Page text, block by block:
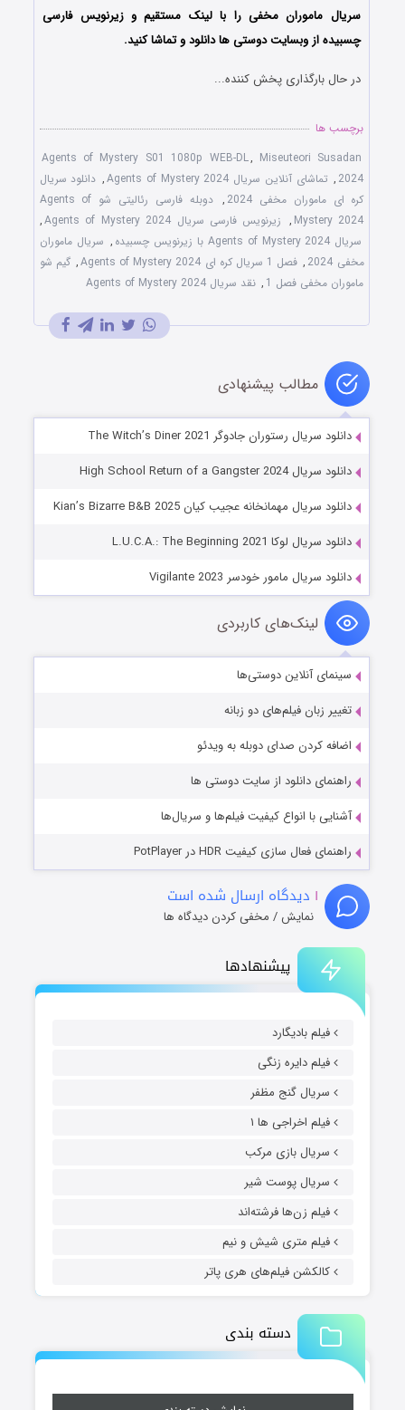
پیشنهادها
فیلم بادیگارد
فیلم دایره زنگی
سریال گنج مظفر
فیلم اخراجی ها ۱
سریال بازی مرکب
سریال پوست شیر
فیلم زن‌ها فرشته‌اند
فیلم متری شیش و نیم
کالکشن فیلم‌های هری پاتر
دسته بندی
سریال ماموران مخفی را با لینک مستقیم و زیرنویس فارسی
چسبیده از وبسایت دوستی ها دانلود و تماشا کنید.
در حال بارگذاری پخش کننده...
برچسب ها
Agents of Mystery S01 1080p WEB-DL, Miseuteori Susadan
2024
, تماشای آنلاین سریال Agents of Mystery 2024 , دانلود سریال
کره ای ماموران مخفی 2024
,
دوبله فارسی رئالیتی شو Agents of
Mystery 2024
, زیرنویس فارسی سریال Agents of Mystery 2024
,
سریال Agents of Mystery 2024 با زیرنویس چسبیده
, سریال ماموران
مخفی 2024
, فصل 1 سریال کره ای Agents of Mystery 2024 , گیم شو
ماموران مخفی فصل 1
, نقد سریال Agents of Mystery 2024
مطالب پیشنهادی
دانلود سریال رستوران جادوگر The Witch’s Diner 2021
دانلود سریال High School Return of a Gangster 2024
دانلود سریال مهمانخانه عجیب کیان Kian’s Bizarre B&B 2025
دانلود سریال لوکا L.U.C.A.: The Beginning 2021
دانلود سریال مامور خودسر Vigilante 2023
لینک‌های کاربردی
سینمای آنلاین دوستی‌ها
تغییر زبان فیلم‌های دو زبانه
اضافه کردن صدای دوبله به ویدئو
راهنمای دانلود از سایت دوستی ها
آشنایی با انواع کیفیت فیلم‌ها و سریال‌ها
راهنمای فعال سازی کیفیت HDR در PotPlayer
۱ دیدگاه ارسال شده است
نمایش / مخفی کردن دیدگاه ها